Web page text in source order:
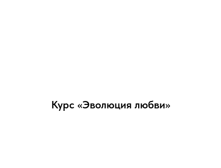
Курс «Эволюция любви»